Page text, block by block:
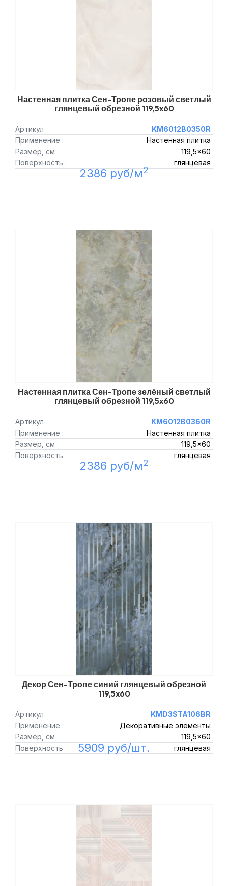
Настенная плитка Сен-Тропе розовый светлый
глянцевый обрезной 119,5x60
Артикул
KM6012B0350R
Применение :
Настенная плитка
Размер, см :
119,5x60
Поверхность :
глянцевая
2386 руб/м2
Настенная плитка Сен-Тропе зелёный светлый
глянцевый обрезной 119,5x60
Артикул
KM6012B0360R
Применение :
Настенная плитка
Размер, см :
119,5x60
Поверхность :
глянцевая
2386 руб/м2
Декор Сен-Тропе синий глянцевый обрезной
119,5x60
Артикул
KMD3STA106BR
Применение :
Декоративные элементы
Размер, см :
119,5x60
Поверхность :
глянцевая
5909 руб/шт.